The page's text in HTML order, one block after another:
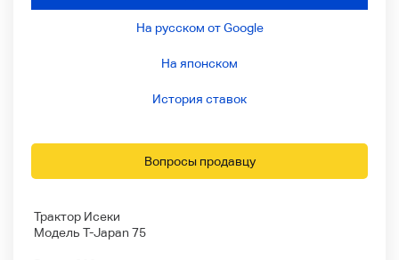
На русском от Google
На японском
История ставок
Вопросы продавцу
Трактор Исеки
Модель T-Japan 75